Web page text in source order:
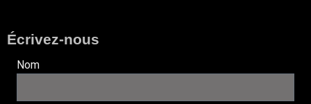
Écrivez-nous
Nom